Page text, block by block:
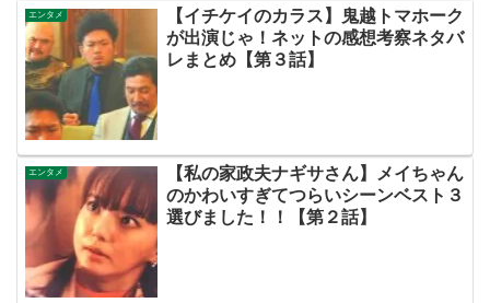
エンタメ
【イチケイのカラス】鬼越トマホーク
が出演じゃ！ネットの感想考察ネタバ
レまとめ【第３話】
エンタメ
【私の家政夫ナギサさん】メイちゃん
のかわいすぎてつらいシーンベスト３
選びました！！【第２話】